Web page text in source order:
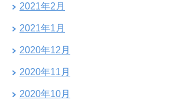
2021年2月
2021年1月
2020年12月
2020年11月
2020年10月